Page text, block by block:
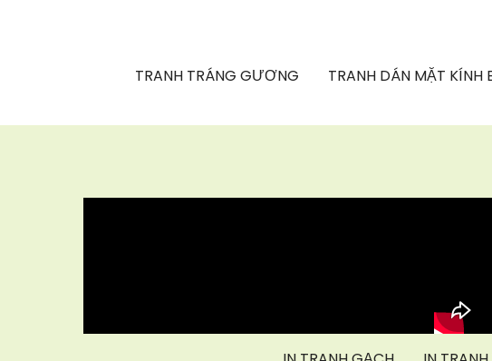
TRANH TRÁNG GƯƠNG TRANH DÁN MẶT KÍNH